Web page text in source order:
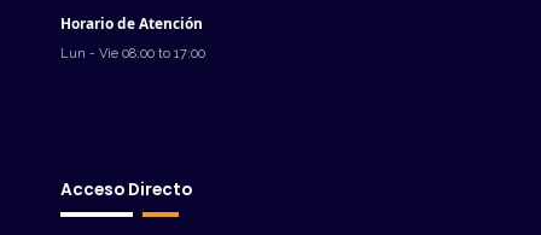
Horario de Atención
Lun - Vie 08:00 to 17:00
Acceso Directo